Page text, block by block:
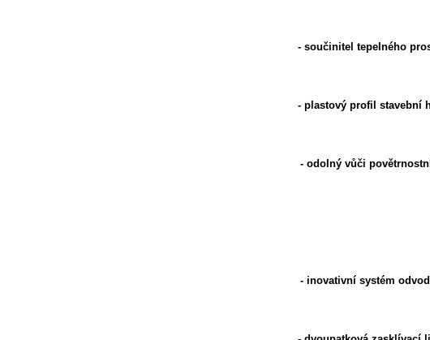
- součinitel tepelného
- plastový profil stavební
- odolný vůči
- inovativní systém